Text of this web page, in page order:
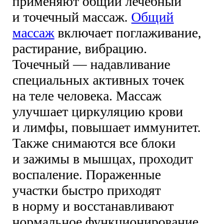
и точечный массаж. Общий
массаж включает поглаживание,
растирание, вибрацию.
Точечный — надавливание
специальных активных точек
на теле человека. Массаж
улучшает циркуляцию крови
и лимфы, повышает иммунитет.
Также снимаются все блоки
и зажимы в мышцах, проходит
воспаление. Пораженные
участки быстро приходят
в норму и восстанавливают